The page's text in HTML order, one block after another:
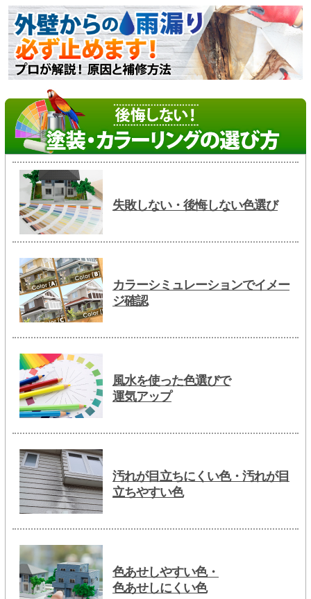
失敗しない・後悔しない色選び
カラーシミュレーションでイメー
ジ確認
風水を使った色選びで
運気アップ
汚れが目立ちにくい色・汚れが目
立ちやすい色
色あせしやすい色・
色あせしにくい色